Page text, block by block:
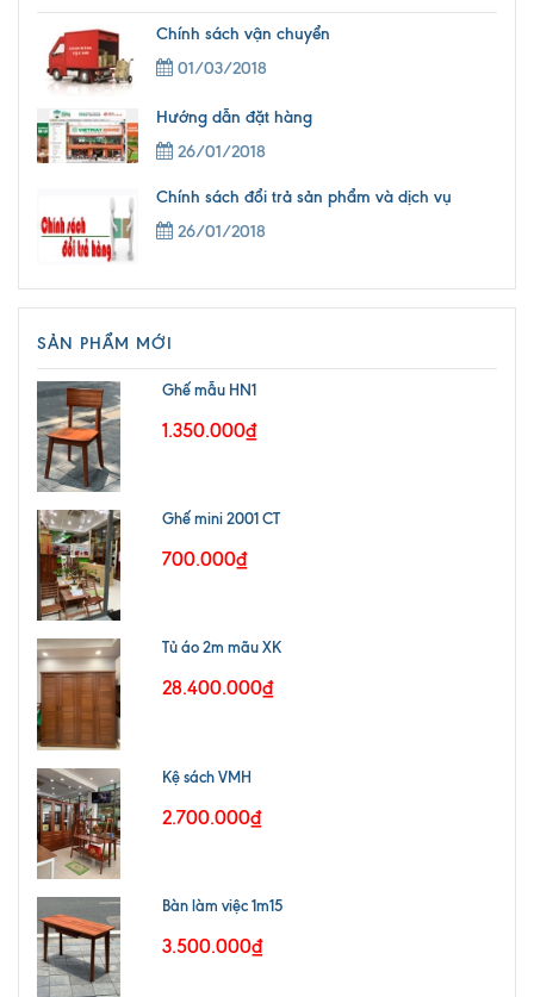
Chính sách vận chuyển
01/03/2018
Hướng dẫn đặt hàng
26/01/2018
Chính sách đổi trả sản phẩm và dịch vụ
26/01/2018
SẢN PHẨM MỚI
Ghế mẫu HN1
1.350.000₫
Ghế mini 2001 CT
700.000₫
Tủ áo 2m mãu XK
28.400.000₫
Kệ sách VMH
2.700.000₫
Bàn làm việc 1m15
3.500.000₫